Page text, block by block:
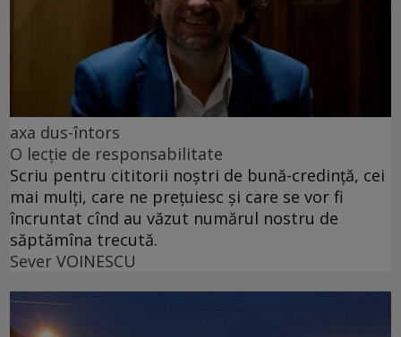
axa dus-întors
O lecție de responsabilitate
Scriu pentru cititorii noștri de bună-credință, cei
mai mulți, care ne prețuiesc și care se vor fi
încruntat cînd au văzut numărul nostru de
săptămîna trecută.
Sever VOINESCU